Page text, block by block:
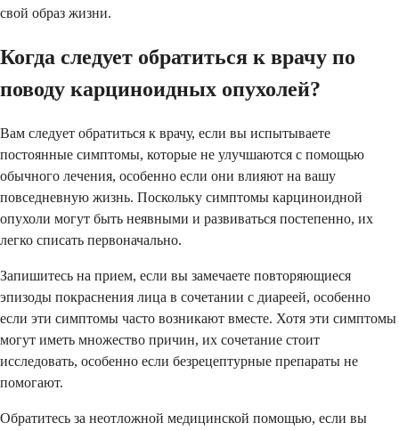
свой образ жизни.
Когда следует обратиться к врачу по
поводу карциноидных опухолей?
Вам следует обратиться к врачу, если вы испытываете
постоянные симптомы, которые не улучшаются с помощью
обычного лечения, особенно если они влияют на вашу
повседневную жизнь. Поскольку симптомы карциноидной
опухоли могут быть неявными и развиваться постепенно, их
легко списать первоначально.
Запишитесь на прием, если вы замечаете повторяющиеся
эпизоды покраснения лица в сочетании с диареей, особенно
если эти симптомы часто возникают вместе. Хотя эти симптомы
могут иметь множество причин, их сочетание стоит
исследовать, особенно если безрецептурные препараты не
помогают.
Обратитесь за неотложной медицинской помощью, если вы